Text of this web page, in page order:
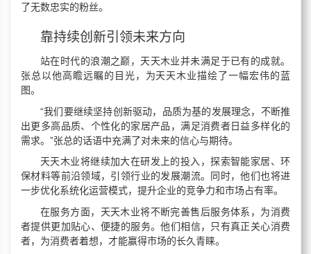
了无数忠实的粉丝。
靠持续创新引领未来方向
站在时代的浪潮之巅，天天木业并未满足于已有的成就。
张总以他高瞻远瞩的目光，为天天木业描绘了一幅宏伟的蓝
图。
“我们要继续坚持创新驱动，品质为基的发展理念，不断推
出更多高品质、个性化的家居产品，满足消费者日益多样化的
需求。”张总的话语中充满了对未来的信心与期待。
天天木业将继续加大在研发上的投入，探索智能家居、环
保材料等前沿领域，引领行业的发展潮流。同时，他们也将进
一步优化系统化运营模式，提升企业的竞争力和市场占有率。
在服务方面，天天木业将不断完善售后服务体系，为消费
者提供更加贴心、便捷的服务。他们相信，只有真正关心消费
者，为消费者着想，才能赢得市场的长久青睐。